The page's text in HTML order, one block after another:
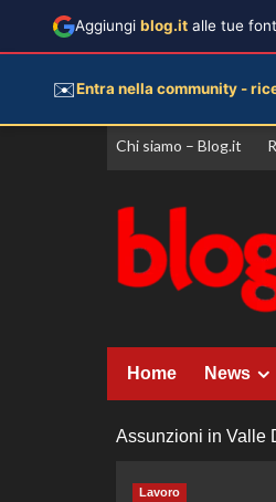
Vai
Chi siamo – Blog.it
Home News
Assunzioni in Valle
Lavoro
Aggiungi blog.it alle tue
✉️Entra nella community -